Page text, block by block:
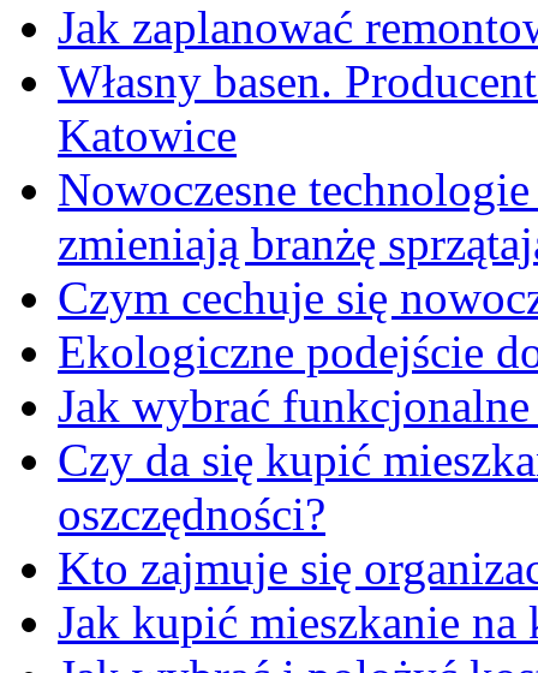
Jak zaplanować
Własny basen.
Katowice
Nowoczesne
zmieniają branżę
Czym cechuje się
Ekologiczne podejście
Jak wybrać
Czy da się kupić
oszczędności?
Kto zajmuje się
Jak kupić mieszkanie na